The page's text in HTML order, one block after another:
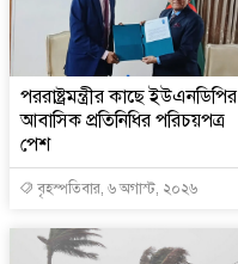
পররাষ্ট্রমন্ত্রীর কা‌ছে ইউএনডিপির
আবাসিক প্রতিনিধির পরিচয়পত্র
পেশ
বৃহস্পতিবার, ৬ অগাস্ট, ২০২৬